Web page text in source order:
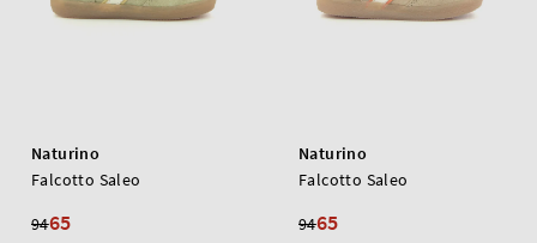
Naturino
Falcotto Saleo
9465
Naturino
Falcotto Saleo
9465